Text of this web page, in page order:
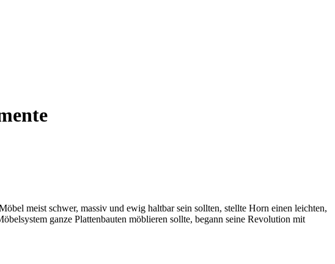
meist schwer, massiv und ewig haltbar sein sollten, stellte Horn einen leichten,
ganze Plattenbauten möblieren sollte, begann seine Revolution mit